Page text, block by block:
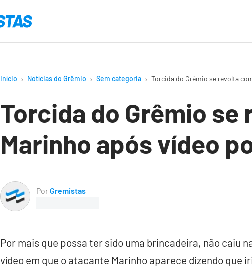
Início Notícias do Grêmio Sem categoria Torcida do Grêmio se revolta
Torcida do Grêmio se
Marinho após vídeo
PorGremistas
Por mais que possa ter sido uma brincadeira, não caiu
vídeo em que o atacante Marinho aparece dizendo que